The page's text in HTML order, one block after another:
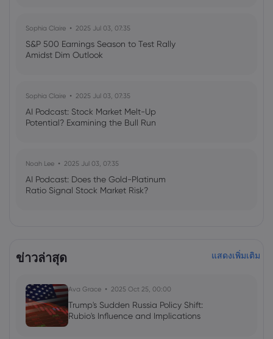
Sophia Claire 2025 Jul 03, 07:35
S&P 500 Earnings Season to Test Rally
Amidst Dim Outlook
Sophia Claire 2025 Jul 03, 07:35
AI Podcast: Stock Market Melt-Up
Potential? Examining the Bull Run
Noah Lee 2025 Jul 03, 07:35
AI Podcast: Does the Gold-Platinum
Ratio Signal Stock Market Risk?
ข่าวล่าสุด แสดงเพิ่มเติม
Ava Grace 2025 Oct 25, 00:00
Trump's Sudden Russia Policy Shift:
Rubio's Influence and Implications